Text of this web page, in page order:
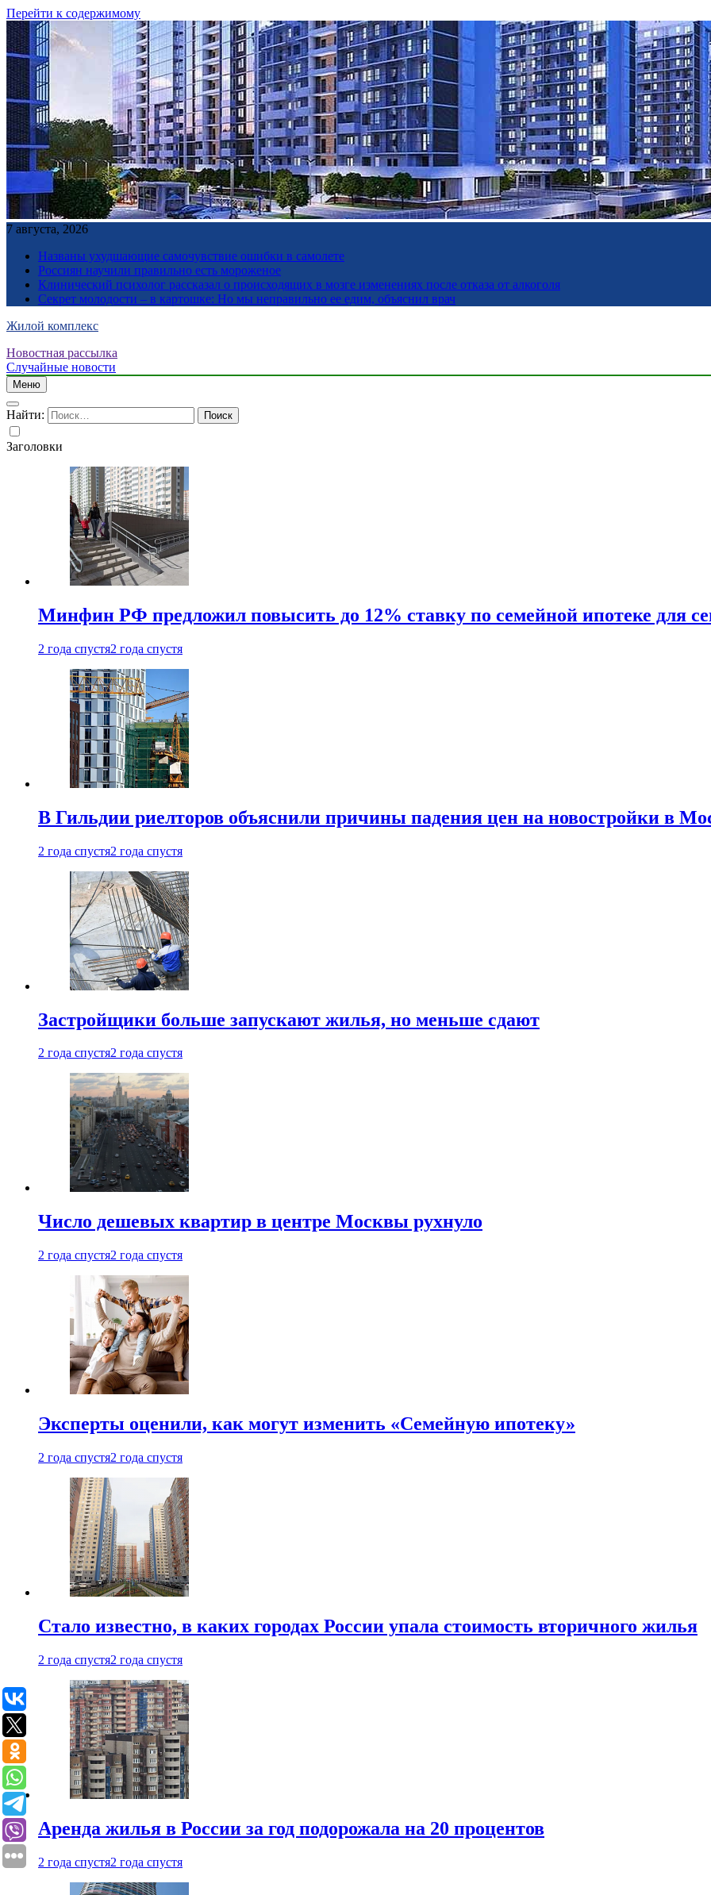
Перейти к содержимому
7 августа, 2026
Названы ухудшающие самочувствие ошибки в самолете
Россиян научили правильно есть мороженое
Клинический психолог рассказал о происходящих в мозге изменениях после отказа от алкоголя
Секрет молодости – в картошке: Но мы неправильно ее едим, объяснил врач
Жилой комплекс
Новостная рассылка
Случайные новости
Меню
Найти:
Заголовки
Минфин РФ предложил повысить до 12% ставку по семейной ипотеке для
2 года спустя2 года спустя
В Гильдии риелторов объяснили причины падения цен на новостройки в
2 года спустя2 года спустя
Застройщики больше запускают жилья, но меньше сдают
2 года спустя2 года спустя
Число дешевых квартир в центре Москвы рухнуло
2 года спустя2 года спустя
Эксперты оценили, как могут изменить «Семейную ипотеку»
2 года спустя2 года спустя
Стало известно, в каких городах России упала стоимость вторичного жилья
2 года спустя2 года спустя
Аренда жилья в России за год подорожала на 20 процентов
2 года спустя2 года спустя